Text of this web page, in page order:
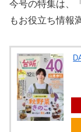
今号の特集は、
もお役立ち情報